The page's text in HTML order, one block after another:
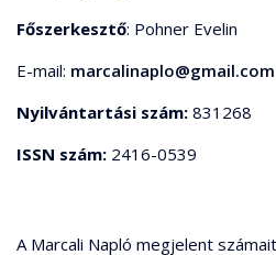
Főszerkesztő: Pohner Evelin
E-mail: marcalinaplo@gmail.com
Nyilvántartási szám: 831268
ISSN szám: 2416-0539
A Marcali Napló megjelent